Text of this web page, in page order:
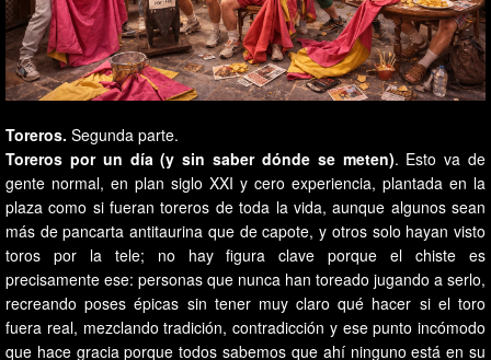
Toreros. Segunda parte.
Toreros por un día (y sin saber dónde se meten). Esto va de
gente normal, en plan siglo XXI y cero experiencia, plantada en la
plaza como si fueran toreros de toda la vida, aunque algunos sean
más de pancarta antitaurina que de capote, y otros solo hayan visto
toros por la tele; no hay figura clave porque el chiste es
precisamente ese: personas que nunca han toreado jugando a serlo,
recreando poses épicas sin tener muy claro qué hacer si el toro
fuera real, mezclando tradición, contradicción y ese punto incómodo
que hace gracia porque todos sabemos que ahí ninguno está en su